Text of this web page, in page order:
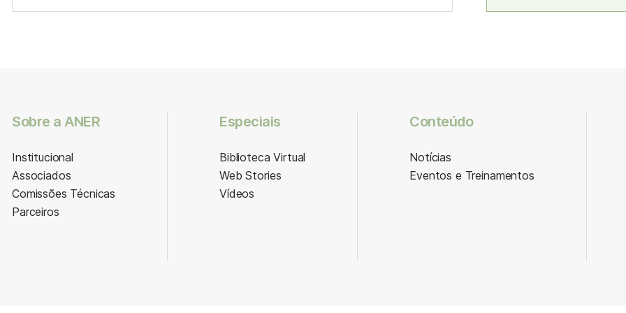
Sobre a ANER
Institucional
Associados
Comissões Técnicas
Parceiros
Especiais
Biblioteca Virtual
Web Stories
Vídeos
Conteúdo
Notícias
Eventos e Treinamentos